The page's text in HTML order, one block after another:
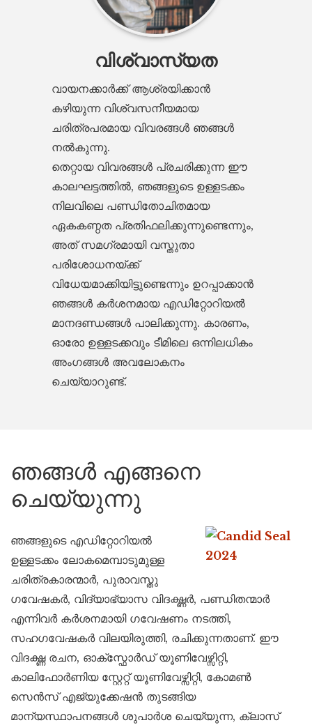
വിശ്വാസ്യത
വായനക്കാർക്ക് ആശ്രയിക്കാൻ
കഴിയുന്ന വിശ്വസനീയമായ
ചരിത്രപരമായ വിവരങ്ങൾ ഞങ്ങൾ
നൽകുന്നു.
തെറ്റായ വിവരങ്ങൾ പ്രചരിക്കുന്ന ഈ
കാലഘട്ടത്തിൽ, ഞങ്ങളുടെ ഉള്ളടക്കം
നിലവിലെ പണ്ഡിതോചിതമായ
ഏകകണ്ഠത പ്രതിഫലിക്കുന്നുണ്ടെന്നും,
അത് സമഗ്രമായി വസ്തുതാ
പരിശോധനയ്ക്ക്
വിധേയമാക്കിയിട്ടുണ്ടെന്നും ഉറപ്പാക്കാൻ
ഞങ്ങൾ കർശനമായ എഡിറ്റോറിയൽ
മാനദണ്ഡങ്ങൾ പാലിക്കുന്നു. കാരണം,
ഓരോ ഉള്ളടക്കവും ടീമിലെ ഒന്നിലധികം
അംഗങ്ങൾ അവലോകനം
ചെയ്യാറുണ്ട്.
ഞങ്ങൾ എങ്ങനെ
ചെയ്യുന്നു
ഞങ്ങളുടെ എഡിറ്റോറിയൽ
ഉള്ളടക്കം ലോകമെമ്പാടുമുള്ള
ചരിത്രകാരന്മാർ, പുരാവസ്തു
ഗവേഷകർ, വിദ്യാഭ്യാസ വിദഗ്ദ്ധർ, പണ്ഡിതന്മാർ
എന്നിവർ കർശനമായി ഗവേഷണം നടത്തി,
സഹഗവേഷകർ വിലയിരുത്തി, രചിക്കുന്നതാണ്. ഈ
വിദഗ്ദ്ധ രചന, ഓക്സ്ഫോർഡ് യൂണിവേഴ്സിറ്റി,
കാലിഫോർണിയ സ്റ്റേറ്റ് യൂണിവേഴ്സിറ്റി, കോമൺ
സെൻസ് എജ്യുക്കേഷൻ തുടങ്ങിയ
മാന്യസ്ഥാപനങ്ങൾ ശുപാർശ ചെയ്യുന്ന, ക്ലാസ്